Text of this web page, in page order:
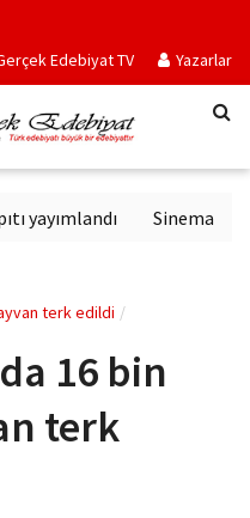
Edebiyat TV Yazarlar
yayımlandı
terk edildi
16 bin
terk